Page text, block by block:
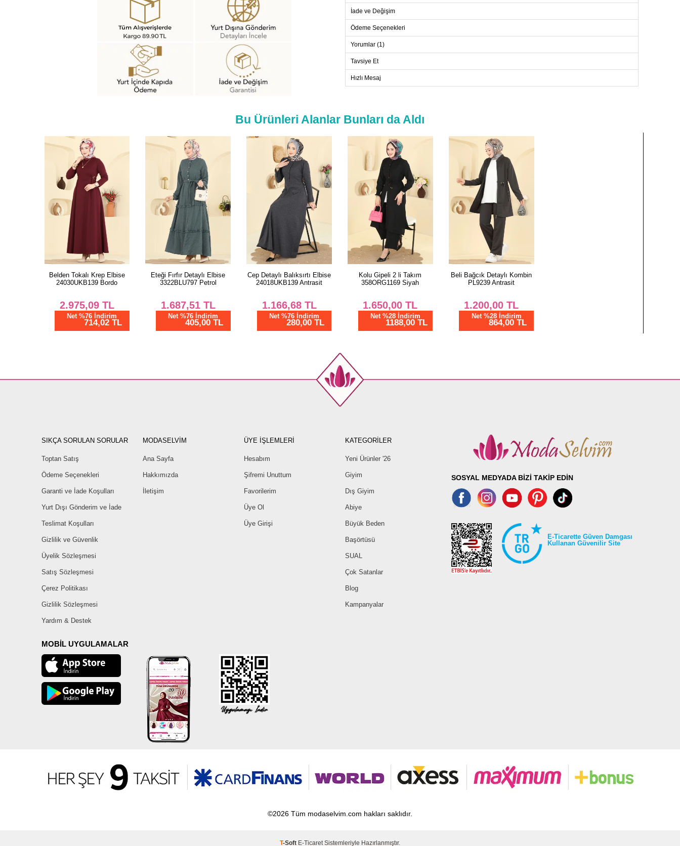
40
100 88
135
42
106 94
135
44
50
120 110
135
İade ve Değişim
Ödeme Seçenekleri
Yorumlar (1)
Tavsiye Et
Hızlı Mesaj
Bu Ürünleri Alanlar Bunları da Aldı
Belden Tokalı Krep Elbise
24030UKB139 Bordo
2.975,09TL
Net %76 İndirim
714,02 TL
Eteği Fırfır Detaylı Elbise
3322BLU797 Petrol
1.687,51TL
Net %76 İndirim
405,00 TL
Cep Detaylı Balıksırtı Elbise
24018UKB139 Antrasit
1.166,68TL
Net %76 İndirim
280,00 TL
Kolu Gipeli 2 li Takım
358ORG1169 Siyah
1.650,00 TL
Net %28 İndirim
1188,00 TL
Beli Bağcık Detaylı Kombin
PL9239 Antrasit
1.200,00 TL
Net %28 İndirim
864,00 TL
SIKÇA SORULAN SORULAR
Toptan Satış
Ödeme Seçenekleri
Garanti ve İade Koşulları
Yurt Dışı Gönderim ve İade
Teslimat Koşulları
Gizlilik ve Güvenlik
Üyelik Sözleşmesi
Satış Sözleşmesi
Çerez Politikası
Gizlilik Sözleşmesi
Yardım & Destek
MODASELVİM
Ana Sayfa
Hakkımızda
İletişim
ÜYE İŞLEMLERİ
Hesabım
Şifremi Unuttum
Favorilerim
Üye Ol
Üye Girişi
KATEGORİLER
Yeni Ürünler '26
Giyim
Dış Giyim
Abiye
Büyük Beden
Başörtüsü
SUAL
Çok Satanlar
Blog
Kampanyalar
MOBİL UYGULAMALAR
SOSYAL MEDYADA BİZİ TAKİP EDİN
E-Ticarette Güven Damgası
Kullanan Güvenilir Site
©2026 Tüm modaselvim.com hakları saklıdır.
T-Soft E-TicaretSistemleriyle Hazırlanmıştır.